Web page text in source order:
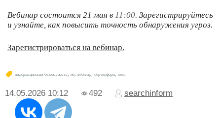
Вебинар состоится 21 мая в 11:00. Зарегистрируйтесь
и узнайте, как повысить точность обнаружения угроз.
Зарегистрироваться на вебинар.
информационная безопасность, иб, вебинар, сёрчинформ, siem
14.05.2026 10:12 492 searchinform